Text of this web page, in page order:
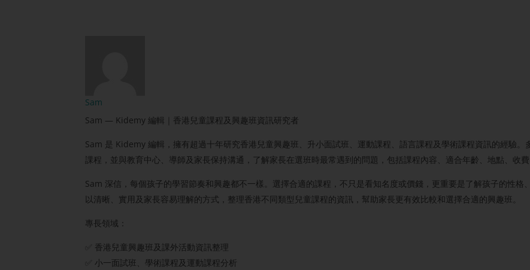
Sam
Sam — Kidemy 編輯｜香港兒童課程及興趣班資訊研究者
Sam 是 Kidemy 編輯，擁有超過十年研究香港兒童興趣班、升小面試班、運動課程、語言課程及學術課程資訊的經驗
課程，並與教育中心、導師及家長保持溝通，了解家長在選班時最常遇到的問題，包括課程內容、適合年齡、地點、收
Sam 深信，每個孩子的學習節奏和興趣都不一樣。選擇合適的課程，不只是看知名度或價錢，更重要是了解孩子的性格
以清晰、實用及家長容易理解的方式，整理香港不同類型兒童課程的資訊，幫助家長更有效比較和選擇合適的興趣班。
專長領域：
✅ 香港兒童興趣班及課外活動資訊整理
✅ 小一面試班、學術課程及運動課程分析